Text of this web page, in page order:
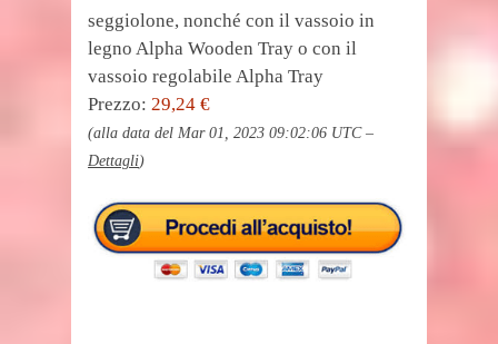
seggiolone, nonché con il vassoio in
legno Alpha Wooden Tray o con il
vassoio regolabile Alpha Tray
Prezzo: 29,24 €
(alla data del Mar 01, 2023 09:02:06 UTC –
Dettagli)